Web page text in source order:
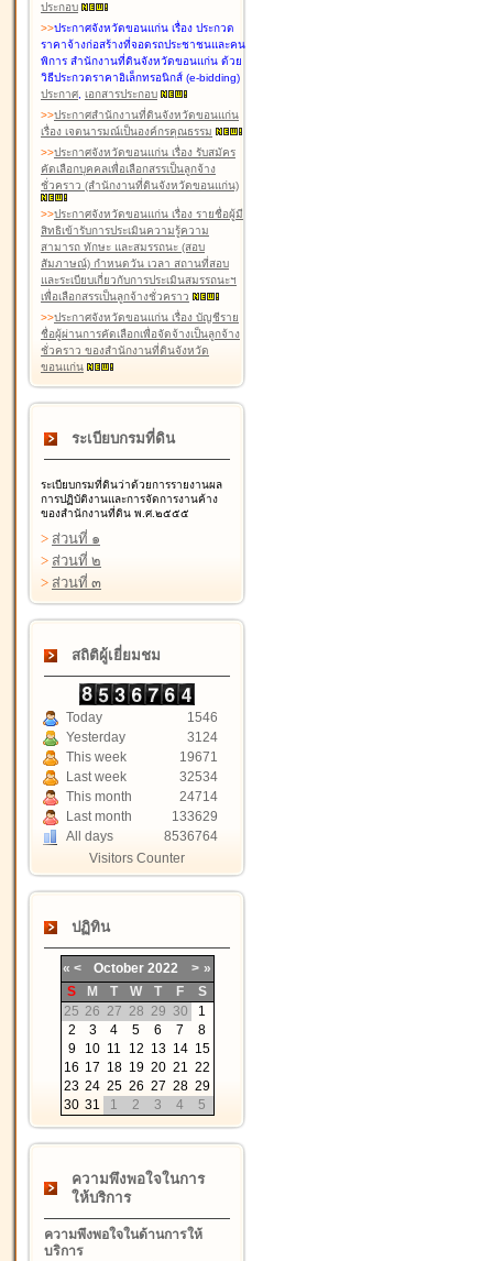
ประกอบ
>>ประกาศจังหวัดขอนแก่น เรื่อง ประกวด
ราคาจ้างก่อสร้างที่จอดรถประชาชนและคน
พิการ สำนักงานที่ดินจังหวัดขอนแก่น ด้วย
วิธีประกวดราคาอิเล็กทรอนิกส์ (e-bidding)
ประกาศ, เอกสารประกอบ
>>ประกาศสำนักงานที่ดินจังหวัดขอนแก่น
เรื่อง เจตนารมณ์เป็นองค์กรคุณธรรม
>>ประกาศจังหวัดขอนแก่น เรื่อง รับสมัคร
คัดเลือกบุคคลเพื่อเลือกสรรเป็นลูกจ้าง
ชั่วคราว (สำนักงานที่ดินจังหวัดขอนแก่น)
>>ประกาศจังหวัดขอนแก่น เรื่อง รายชื่อผู้มี
สิทธิเข้ารับการประเมินความรู้ความ
สามารถ ทักษะ และสมรรถนะ (สอบ
สัมภาษณ์) กำหนดวัน เวลา สถานที่สอบ
และระเบียบเกี่ยวกับการประเมินสมรรถนะฯ
เพื่อเลือกสรรเป็นลูกจ้างชั่วคราว
>>ประกาศจังหวัดขอนแก่น เรื่อง บัญชีราย
ชื่อผู้ผ่านการคัดเลือกเพื่อจัดจ้างเป็นลูกจ้าง
ชั่วคราว ของสำนักงานที่ดินจังหวัด
ขอนแก่น
ระเบียบกรมที่ดิน
ระเบียบกรมที่ดินว่าด้วยการรายงานผล
การปฏิบัติงานและการจัดการงานค้าง
ของสำนักงานที่ดิน พ.ศ.๒๕๕๕
> ส่วนที่ ๑
> ส่วนที่ ๒
> ส่วนที่ ๓
สถิติผู้เยี่ยมชม
Today
1546
Yesterday
3124
This week
19671
Last week
32534
This month
24714
Last month
133629
All days
8536764
Visitors Counter
ปฏิทิน
« < October 2022 > »
S
M T W T F
S
25 26 27 28 29 30
1
2
3 4 5 6 7
8
9
10 11 12 13 14 15
16 17 18 19 20 21 22
23 24 25 26 27 28 29
30 31 1 2 3 4 5
ความพึงพอใจในการ
ให้บริการ
ความพึงพอใจในด้านการให้
บริการ